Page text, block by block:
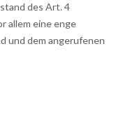
des Art. 4
allem eine enge
und dem angerufenen